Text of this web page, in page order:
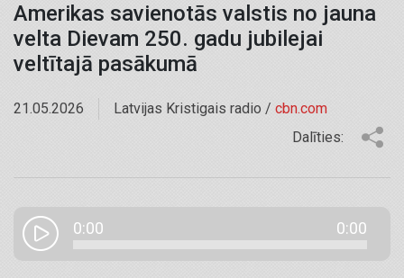
Amerikas savienotās valstis no jauna
velta Dievam 250. gadu jubilejai
veltītajā pasākumā
21.05.2026 Latvijas Kristigais radio / cbn.com
Dalīties:
0:00 0:00